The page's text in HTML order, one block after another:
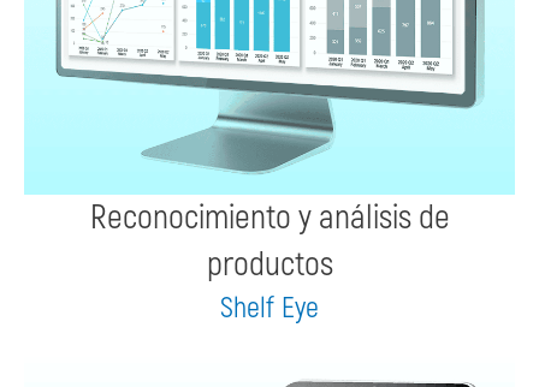
Reconocimiento y análisis de
productos
Shelf Eye